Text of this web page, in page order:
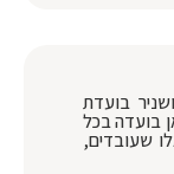
בועדת
בועדה בכל
שעובדים,